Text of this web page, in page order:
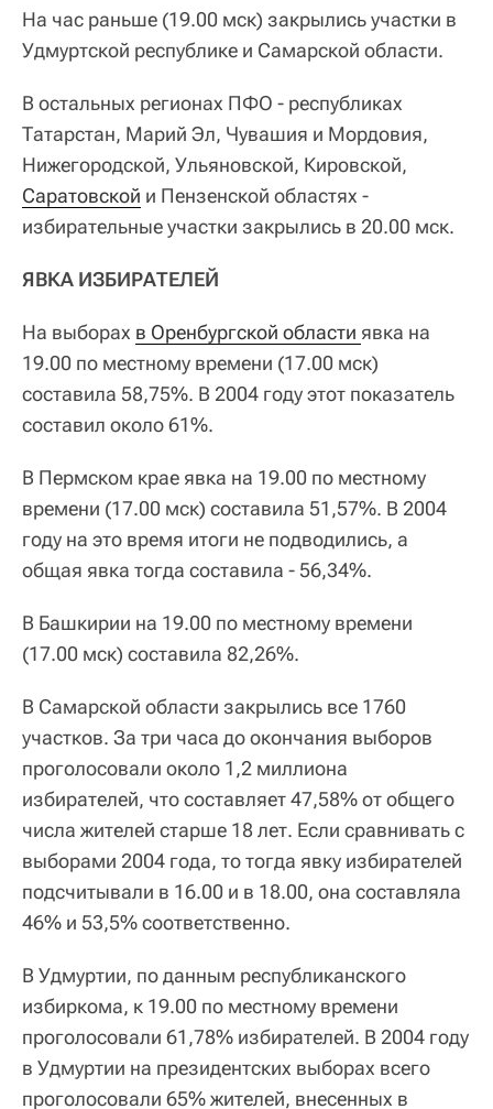
На час раньше (19.00 мск) закрылись участки в
Удмуртской республике и Самарской области.
В остальных регионах ПФО - республиках
Татарстан, Марий Эл, Чувашия и Мордовия,
Нижегородской, Ульяновской, Кировской,
Саратовской и Пензенской областях -
избирательные участки закрылись в 20.00 мск.
ЯВКА ИЗБИРАТЕЛЕЙ
На выборах в Оренбургской области явка на
19.00 по местному времени (17.00 мск)
составила 58,75%. В 2004 году этот показатель
составил около 61%.
В Пермском крае явка на 19.00 по местному
времени (17.00 мск) составила 51,57%. В 2004
году на это время итоги не подводились, а
общая явка тогда составила - 56,34%.
В Башкирии на 19.00 по местному времени
(17.00 мск) составила 82,26%.
В Самарской области закрылись все 1760
участков. За три часа до окончания выборов
проголосовали около 1,2 миллиона
избирателей, что составляет 47,58% от общего
числа жителей старше 18 лет. Если сравнивать с
выборами 2004 года, то тогда явку избирателей
подсчитывали в 16.00 и в 18.00, она составляла
46% и 53,5% соответственно.
В Удмуртии, по данным республиканского
избиркома, к 19.00 по местному времени
проголосовали 61,78% избирателей. В 2004 году
в Удмуртии на президентских выборах всего
проголосовали 65% жителей, внесенных в